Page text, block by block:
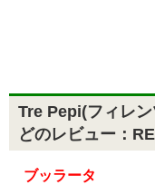
Tre Pepi(フィレ
どのレビュー：
ブッラータ